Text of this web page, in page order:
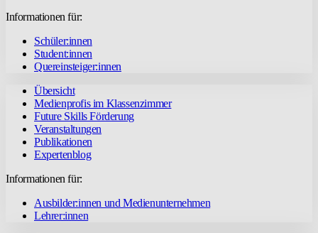
Informationen für:
Schüler:innen
Student:innen
Quereinsteiger:innen
Übersicht
Medienprofis im Klassenzimmer
Future Skills Förderung
Veranstaltungen
Publikationen
Expertenblog
Informationen für:
Ausbilder:innen und Medienunternehmen
Lehrer:innen